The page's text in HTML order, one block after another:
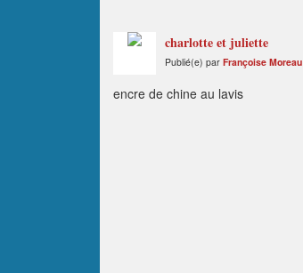
charlotte et juliette
Publié(e) par Françoise Moreau
encre de chine au lavis